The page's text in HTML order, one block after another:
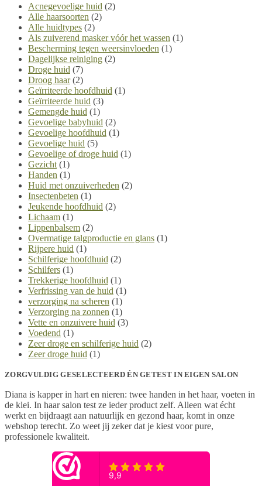
Acnegevoelige huid (2)
Alle haarsoorten (2)
Alle huidtypes (2)
Als zuiverend masker vóór het wassen (1)
Bescherming tegen weersinvloeden (1)
Dagelijkse reiniging (2)
Droge huid (7)
Droog haar (2)
Geïrriteerde hoofdhuid (1)
Geïrriteerde huid (3)
Gemengde huid (1)
Gevoelige babyhuid (2)
Gevoelige hoofdhuid (1)
Gevoelige huid (5)
Gevoelige of droge huid (1)
Gezicht (1)
Handen (1)
Huid met onzuiverheden (2)
Insectenbeten (1)
Jeukende hoofdhuid (2)
Lichaam (1)
Lippenbalsem (2)
Overmatige talgproductie en glans (1)
Rijpere huid (1)
Schilferige hoofdhuid (2)
Schilfers (1)
Trekkerige hoofdhuid (1)
Verfrissing van de huid (1)
verzorging na scheren (1)
Verzorging na zonnen (1)
Vette en onzuivere huid (3)
Voedend (1)
Zeer droge en schilferige huid (2)
Zeer droge huid (1)
ZORGVULDIG GESELECTEERD ÉN GETEST IN EIGEN SALON
Diana is kapper in hart en nieren: twee handen in het haar, voeten in
de klei. In haar salon test ze ieder product zelf. Alleen wat écht
werkt en bijdraagt aan natuurlijk en gezond haar, komt in onze
webshop terecht. Zo weet jij zeker dat je kiest voor pure,
professionele kwaliteit.